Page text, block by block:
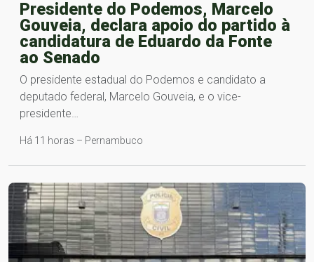
Presidente do Podemos, Marcelo
Gouveia, declara apoio do partido à
candidatura de Eduardo da Fonte
ao Senado
O presidente estadual do Podemos e candidato a
deputado federal, Marcelo Gouveia, e o vice-
presidente…
Há 11 horas – Pernambuco